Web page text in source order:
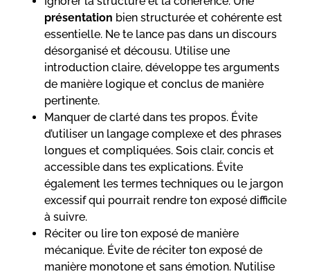
présentation bien structurée et cohérente est
essentielle. Ne te lance pas dans un discours
désorganisé et décousu. Utilise une
introduction claire, développe tes arguments
de manière logique et conclus de manière
pertinente.
Manquer de clarté dans tes propos. Évite
d’utiliser un langage complexe et des phrases
longues et compliquées. Sois clair, concis et
accessible dans tes explications. Évite
également les termes techniques ou le jargon
excessif qui pourrait rendre ton exposé difficile
à suivre.
Réciter ou lire ton exposé de manière
mécanique. Évite de réciter ton exposé de
manière monotone et sans émotion. N’utilise